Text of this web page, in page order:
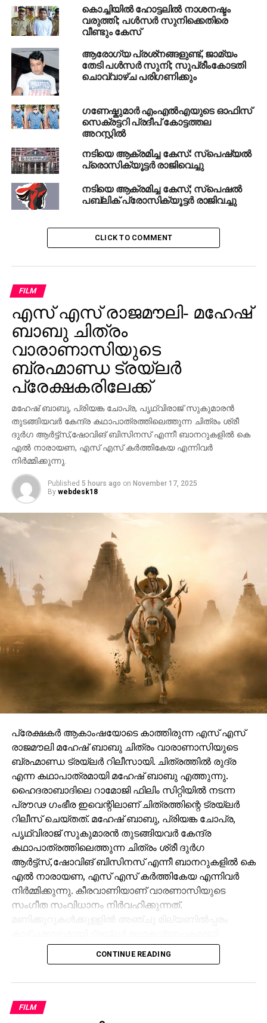
കൊച്ചിയില്‍ ഹോട്ടലില്‍ നാശനഷ്ടം
വരുത്തി; പള്‍സര്‍ സുനിക്കെതിരെ
വീണ്ടും കേസ്
ആരോഗ്യ പ്രശ്‌നങ്ങളുണ്ട്, ജാമ്യം
തേടി പള്‍സര്‍ സുനി; സുപ്രീംകോടതി
ചൊവ്വാഴ്ച പരിഗണിക്കും
ഗണേഷ്കുമാർ എംഎൽഎയുടെ ഓഫിസ്
സെക്രട്ടറി പ്രദീപ് കോട്ടത്തല
അറസ്റ്റിൽ
നടിയെ ആക്രമിച്ച കേസ്: സ്‌പെഷ്യല്‍
പ്രൊസിക്യൂട്ടര്‍ രാജിവെച്ചു
നടിയെ ആക്രമിച്ച കേസ്; സ്‌പെഷല്‍
പബ്ലിക് പ്രോസിക്യൂട്ടര്‍ രാജിവച്ചു
CLICK TO COMMENT
FILM
എസ് എസ് രാജമൗലി- മഹേഷ്
ബാബു ചിത്രം
വാരാണാസിയുടെ
ബ്രഹ്മാണ്ഡ ട്രയ്ലർ
പ്രേക്ഷകരിലേക്ക്
മഹേഷ് ബാബു, പ്രിയങ്ക ചോപ്ര, പൃഥ്വിരാജ് സുകുമാരൻ
തുടങ്ങിയവർ കേന്ദ്ര കഥാപാത്രത്തിലെത്തുന്ന ചിത്രം ശ്രീ
ദുർഗ ആർട്ട്സ്,ഷോവിങ് ബിസിനസ് എന്നീ ബാനറുകളിൽ കെ
എൽ നാരായണ, എസ് എസ് കർത്തികേയ എന്നിവർ
നിർമ്മിക്കുന്നു.
Published 5 hours ago on November 17, 2025
By webdesk18
പ്രേക്ഷകർ ആകാംഷയോടെ കാത്തിരുന്ന എസ് എസ്
രാജമൗലി മഹേഷ് ബാബു ചിത്രം വാരാണാസിയുടെ
ബ്രഹ്മാണ്ഡ ട്രയ്ലർ റിലീസായി. ചിത്രത്തിൽ രുദ്ര
എന്ന കഥാപാത്രമായി മഹേഷ് ബാബു എത്തുന്നു.
ഹൈദരാബാദിലെ റാമോജി ഫിലിം സിറ്റിയിൽ നടന്ന
പ്രൗഢ ഗംഭീര ഇവെന്റിലാണ് ചിത്രത്തിന്റെ ട്രയ്ലർ
റിലീസ് ചെയ്തത്. മഹേഷ് ബാബു, പ്രിയങ്ക ചോപ്ര,
പൃഥ്വിരാജ് സുകുമാരൻ തുടങ്ങിയവർ കേന്ദ്ര
കഥാപാത്രത്തിലെത്തുന്ന ചിത്രം ശ്രീ ദുർഗ
ആർട്ട്സ്,ഷോവിങ് ബിസിനസ് എന്നീ ബാനറുകളിൽ കെ
എൽ നാരായണ, എസ് എസ് കർത്തികേയ എന്നിവർ
നിർമ്മിക്കുന്നു. കീരവാണിയാണ് വാരണാസിയുടെ
സംഗീത സംവിധാനം നിർവഹിക്കുന്നത്.
ട്രെൻഡിങ്ങിൽ മുന്നിലാണ്.
നടന്ന ഇവെന്റിൽ 130×100 ഫീറ്റിൽ പ്രത്യേകമായി
സജ്ജീകരിച്ച സ്‌ക്രീനിലാണ് പ്രദർശിപ്പിച്ചത് . സിഇ
CONTINUE READING
FILM